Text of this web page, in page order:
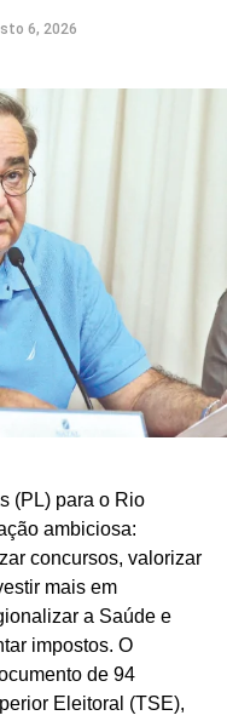
6, 2026
(PL) para o Rio
ambiciosa:
concursos, valorizar
mais em
a Saúde e
impostos. O
de 94
Eleitoral (TSE),